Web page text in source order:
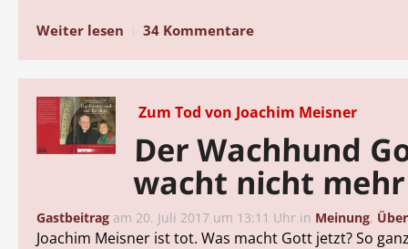
Weiter lesen 34 Kommentare
Zum Tod von Joachim Meisner
Der Wachhund
wacht nicht mehr
Gastbeitrag am 20. Juli 2017 um 13:11 Uhr in Meinung,
Joachim Meisner ist tot. Was macht Gott jetzt? So